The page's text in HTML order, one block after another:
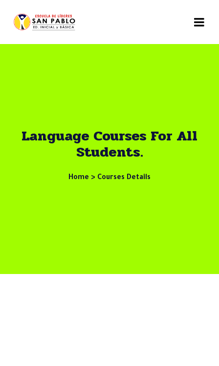
Language Courses For All
Students.
Home > Courses Details